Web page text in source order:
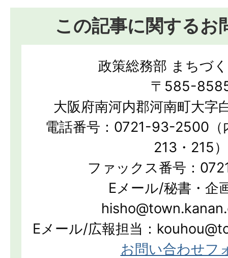
この記事に関するお
政策総務部 まちづ
〒585-
大阪府南河内郡河南町大字
電話番号：0721-93-2500（
213・215）
ファックス番号：
Eメール/秘書・企
Eメール/広報担当：
お問い合わせフ